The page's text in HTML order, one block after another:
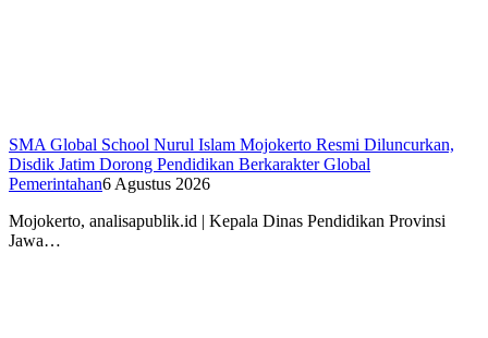
SMA Global School Nurul Islam Mojokerto Resmi Diluncurkan,
Disdik Jatim Dorong Pendidikan Berkarakter Global
Pemerintahan6 Agustus 2026
Mojokerto, analisapublik.id | Kepala Dinas Pendidikan Provinsi
Jawa…